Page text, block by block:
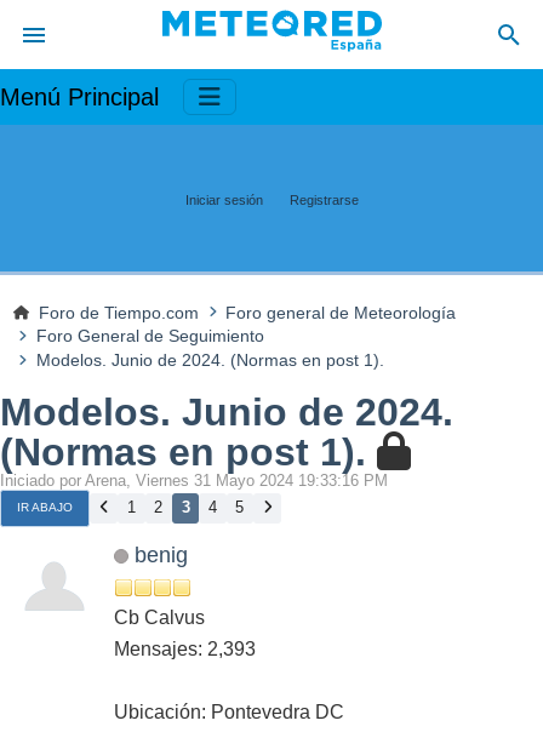
Menú Principal
Iniciar sesión Registrarse
Foro de Tiempo.com
Foro general de Meteorología
Foro General de Seguimiento
Modelos. Junio de 2024. (Normas en post 1).
Modelos. Junio de 2024.
(Normas en post 1).
Iniciado por Arena, Viernes 31 Mayo 2024 19:33:16 PM
IR ABAJO 1 2 3 4 5
benig
Cb Calvus
Mensajes: 2,393
Ubicación: Pontevedra DC